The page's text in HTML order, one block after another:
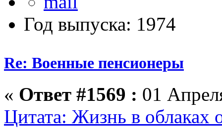
Год выпуска: 1974
Re: Военные пенсионеры
« Ответ #1569 : 01
Цитата: Жизнь в облаках